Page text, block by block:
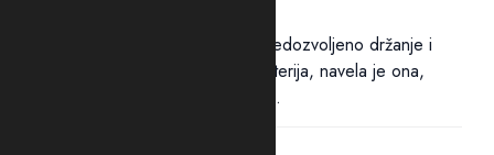
Pritvor dvojici osumnjičenih za nedozvoljeno držanje i
nošenje oružja i eksplozivnih materija, navela je ona,
određen je zbog opasnosti od...